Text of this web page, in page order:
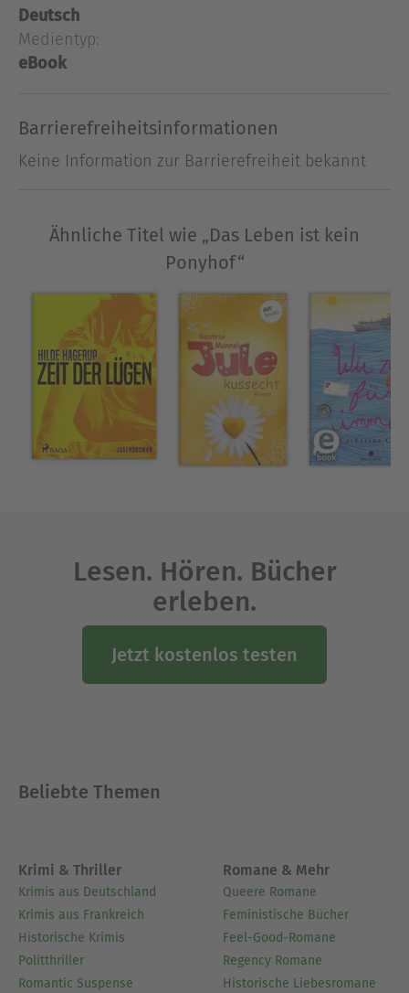
und nach kommt eine selbstbewusstere und
glücklichere Viola zum Vorschein, die nun auch
bei den Jungen besser ankommt. Doch warum
Ausblenden
Deutsch
Medientyp:
eBook
Barrierefreiheitsinformationen
Keine Information zur Barrierefreiheit bekannt
Ähnliche Titel wie „Das Leben ist kein
Ponyhof“
Lesen. Hören. Bücher
erleben.
Jetzt kostenlos testen
Beliebte Themen
Krimi & Thriller
Krimis aus Deutschland
Krimis aus Frankreich
Historische Krimis
Politthriller
Romantic Suspense
Romane & Mehr
Queere Romane
Feministische Bücher
Feel-Good-Romane
Regency Romane
Historische Liebesromane